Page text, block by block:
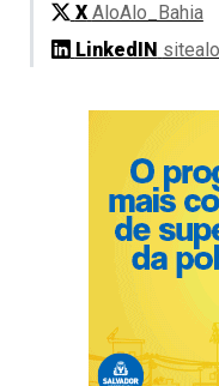
X AloAlo_Bahia
LinkedIN